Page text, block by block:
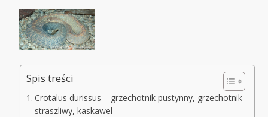
Spis treści
Crotalus durissus – grzechotnik pustynny, grzechotnik
straszliwy, kaskawel